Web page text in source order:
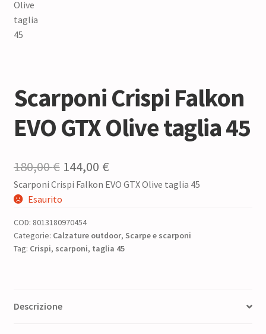
Scarponi Crispi Falkon
EVO GTX Olive taglia 45
180,00€ Il
prezzo
era:
180,00 €.
144,00 €Il
prezzo
144,00 €.
Scarponi Crispi Falkon EVO GTX Olive taglia 45
Esaurito
COD: 8013180970454
Categorie: Calzature outdoor, Scarpe e scarponi
Tag: Crispi, scarponi, taglia 45
Descrizione